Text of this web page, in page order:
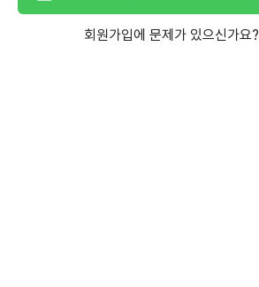
회원가입에 문제가 있으신가요?